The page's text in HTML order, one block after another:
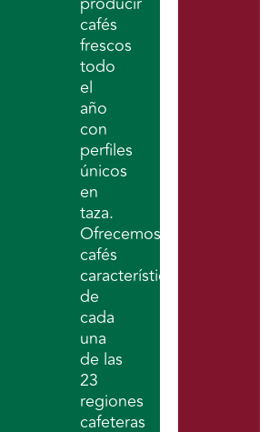
cafés
frescos
todo
el
año
con
perfiles
únicos
en
taza.
Ofrecemos
cafés
característicos
de
cada
una
de las
23
regiones
cafeteras